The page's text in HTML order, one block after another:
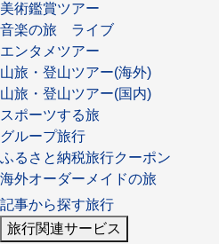
美術鑑賞ツアー
音楽の旅 ライブ
エンタメツアー
山旅・登山ツアー(海外)
山旅・登山ツアー(国内)
スポーツする旅
グループ旅行
ふるさと納税旅行クーポン
海外オーダーメイドの旅
記事から探す旅行
旅行関連サービス